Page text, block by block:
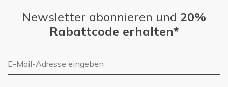
Newsletter abonnieren und 20%
Rabattcode erhalten*
E-Mail-Adresse